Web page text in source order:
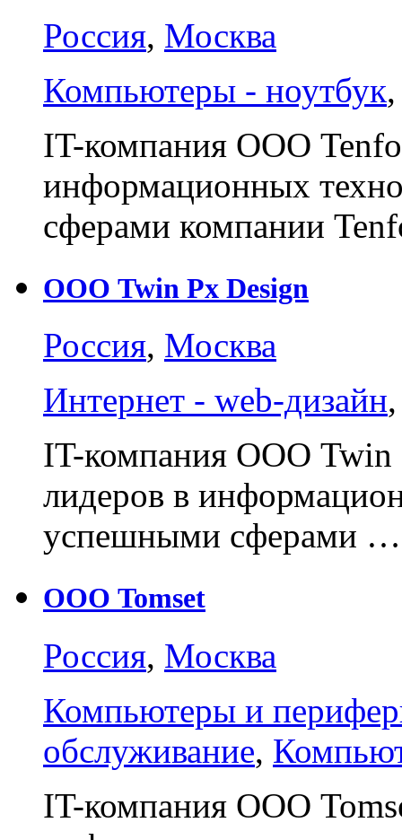
Россия, Москва
Компьютеры - ноутбук
IT-компания ООО
информационных
сферами компании
ООО Twin Px Design
Россия, Москва
Интернет - web-дизайн
IT-компания ООО Twin
лидеров в
успешными сферами …
ООО Tomset
Россия, Москва
Компьютеры и
обслуживание,
IT-компания ООО